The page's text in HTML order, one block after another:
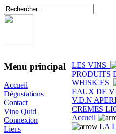
Menu principal
Accueil
Dégustations
Contact
Vino Quid
Connexion
Liens
LES VINS
PRODUITS
WHISKIES
EAUX DE
V.D.N
CREMES
Accueil
LA